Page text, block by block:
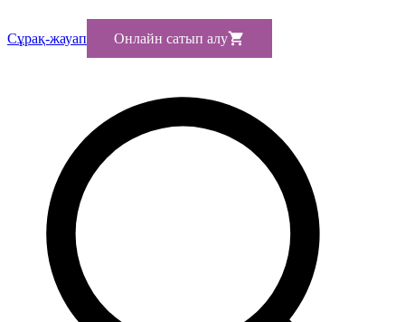
Сұрақ-жауап Онлайн сатып алу